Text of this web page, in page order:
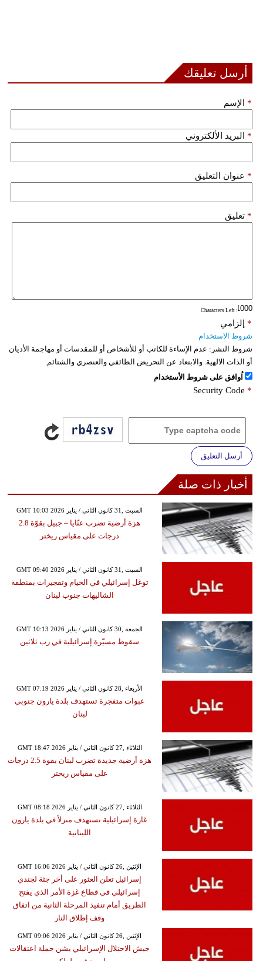
أرسل تعليقك
الإسم *
البريد الألكتروني *
عنوان التعليق *
تعليق *
: Characters Left
إلزامي *
شروط الاستخدام
شروط النشر: عدم الإساءة للكاتب أو للأشخاص أو للمقدسات أو مهاجمة الأديان
أو الذات الالهية. والابتعاد عن التحريض الطائفي والعنصري والشتائم.
اُوافق على شروط الأستخدام
Security Code *
أرسل التعليق
أخبار ذات صلة
GMT 10:03 2026 السبت ,31 كانون الثاني / يناير
هزة أرضية تضرب عنّايا – جبيل بقوّة 2.8
درجات على مقياس ريختر
GMT 09:40 2026 السبت ,31 كانون الثاني / يناير
توغل إسرائيلي في الخيام وتفجيرات بمنطقة
الشاليهات جنوب لبنان
GMT 10:13 2026 الجمعة ,30 كانون الثاني / يناير
سقوط مسيّرة إسرائيلية في رب ثلاثين
GMT 07:19 2026 الأربعاء ,28 كانون الثاني / يناير
عبوات متفجرة تستهدف بلدة يارون جنوبي
لبنان
GMT 18:47 2026 الثلاثاء ,27 كانون الثاني / يناير
هزة أرضية جديدة تضرب لبنان بقوة 2.5 درجات
على مقياس ريختر
GMT 08:18 2026 الثلاثاء ,27 كانون الثاني / يناير
غارة إسرائيلية تستهدف منزلاً في بلدة يارون
اللبنانية
GMT 16:06 2026 الإثنين ,26 كانون الثاني / يناير
إسرائيل تعلن العثور على أخر جثة لجندي
إسرائيلي في قطاع غزة الأمر الذي يفتح
الطريق أمام تنفيذ المرحلة الثانية من اتفاق
وقف إطلاق النار
GMT 09:06 2026 الإثنين ,26 كانون الثاني / يناير
جيش الاحتلال الإسرائيلي يشن حملة اعتقالات